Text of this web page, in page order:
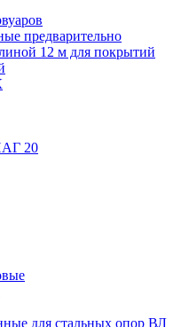
предварительно
12 м для покрытий
20
для стальных опор ВЛ